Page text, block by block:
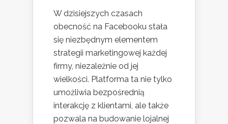
W dzisiejszych czasach
obecność na Facebooku stała
się niezbędnym elementem
strategii marketingowej każdej
firmy, niezależnie od jej
wielkości. Platforma ta nie tylko
umożliwia bezpośrednią
interakcję z klientami, ale także
pozwala na budowanie lojalnej